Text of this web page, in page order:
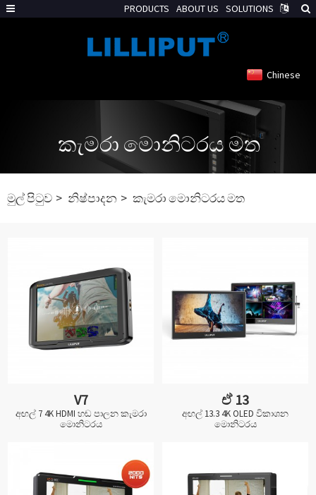
Chinese
කැමරා මොනිටරය මත
මුල් පිටුව නිෂ්පාදන කැමරා මොනිටරය මත
V7
අඟල් 7 4K HDMI හඬ පාලන කැමරා
මොනිටරය
ඒ 13
අඟල් 13.3 4K OLED විකාශන
මොනිටරය
PRODUCTS ABOUT US SOLUTIONS